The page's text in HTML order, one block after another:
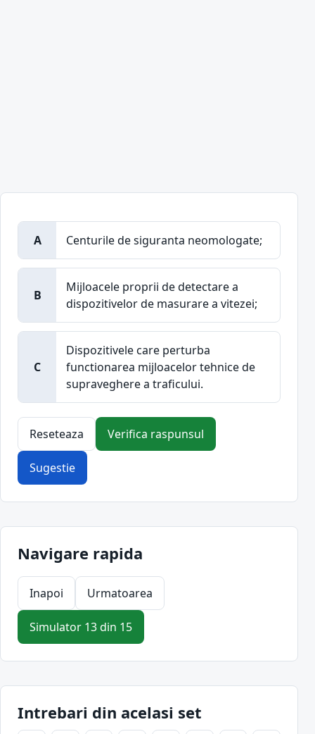
A Centurile de siguranta neomologate;
B
Mijloacele proprii de detectare a
dispozitivelor de masurare a vitezei;
C
Dispozitivele care perturba
functionarea mijloacelor tehnice de
supraveghere a traficului.
Reseteaza Verifica raspunsul
Sugestie
Navigare rapida
Inapoi Urmatoarea
Simulator 13 din 15
Intrebari din acelasi set